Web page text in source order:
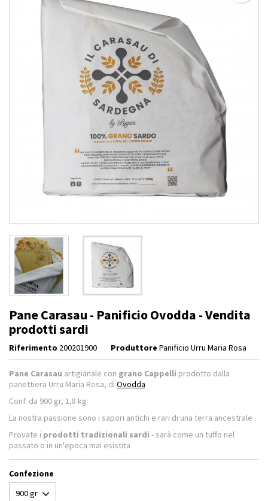
Pane Carasau - Panificio Ovodda - Vendita
prodotti sardi
Riferimento 200201900 Produttore Panificio Urru Maria Rosa
Pane Carasau artigianale con grano Cappelli prodotto dalla
panettiera Urru Maria Rosa, di Ovodda
Conf. da 900 gr, 1,8 kg
La nostra passione sono i sapori antichi e rari di una terra ancestrale
Provate i prodotti tradizionali sardi - sarà come un tuffo nel
passato o in un'epoca mai esistita
Confezione